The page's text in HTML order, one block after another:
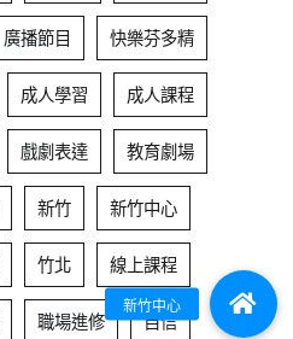
廣播節目 快樂芬多精
成人學習 成人課程
戲劇表達 教育劇場
新竹 新竹中心
竹北 線上課程
職場進修 自信